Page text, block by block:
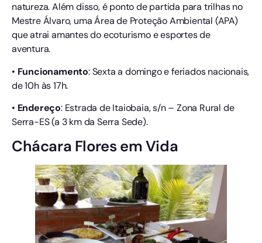
natureza. Além disso, é ponto de partida para trilhas no
Mestre Álvaro, uma Área de Proteção Ambiental (APA)
que atrai amantes do ecoturismo e esportes de
aventura.
• Funcionamento: Sexta a domingo e feriados nacionais,
de 10h às 17h.
• Endereço: Estrada de Itaiobaia, s/n – Zona Rural de
Serra-ES (a 3 km da Serra Sede).
Chácara Flores em Vida